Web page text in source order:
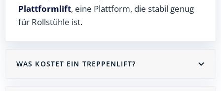
Plattformlift, eine Plattform, die stabil genug
für Rollstühle ist.
WAS KOSTET EIN TREPPENLIFT?